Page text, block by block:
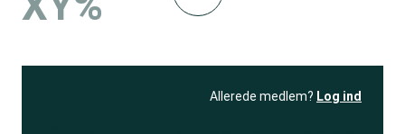
Allerede medlem? Log ind